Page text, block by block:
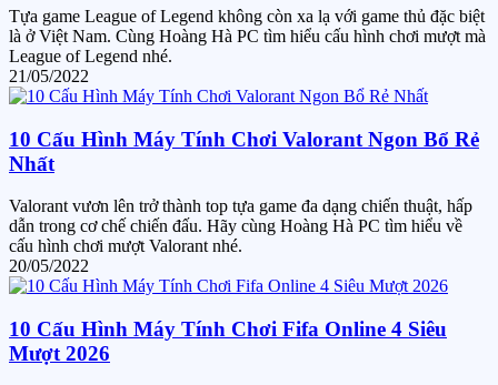
Tựa game League of Legend không còn xa lạ với game thủ đặc biệt
là ở Việt Nam. Cùng Hoàng Hà PC tìm hiểu cấu hình chơi mượt mà
League of Legend nhé.
21/05/2022
10 Cấu Hình Máy Tính Chơi Valorant Ngon Bổ Rẻ
Nhất
Valorant vươn lên trở thành top tựa game đa dạng chiến thuật, hấp
dẫn trong cơ chế chiến đấu. Hãy cùng Hoàng Hà PC tìm hiểu về
cấu hình chơi mượt Valorant nhé.
20/05/2022
10 Cấu Hình Máy Tính Chơi Fifa Online 4 Siêu
Mượt 2026